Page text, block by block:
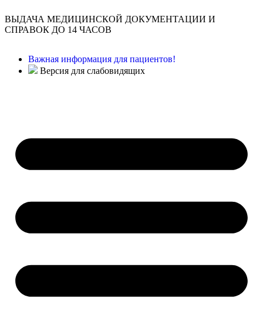
ВЫДАЧА МЕДИЦИНСКОЙ ДОКУМЕНТАЦИИ И
СПРАВОК ДО 14 ЧАСОВ
Важная информация для пациентов!
Версия для слабовидящих